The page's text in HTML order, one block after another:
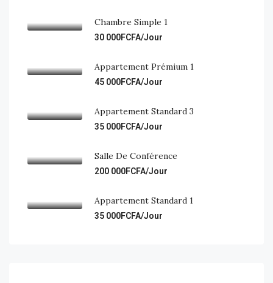
Chambre Simple 1
30 000FCFA/Jour
Appartement Prémium 1
45 000FCFA/Jour
Appartement Standard 3
35 000FCFA/Jour
Salle De Conférence
200 000FCFA/Jour
Appartement Standard 1
35 000FCFA/Jour